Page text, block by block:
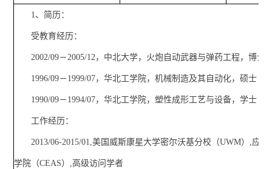
1、简历：
受教育经历：
2002/09－2005/12，中北大学，火炮自动武器与弹药工程，博士
1996/09－1999/07，华北工学院，机械制造及其自动化，硕士
1990/09－1994/07，华北工学院，塑性成形工艺与设备，学士
工作经历：
2013/06-2015/01,美国威斯康星大学密尔沃基分校（UWM）,应
学院（CEAS）,高级访问学者